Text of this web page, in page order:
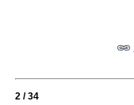
2 / 34